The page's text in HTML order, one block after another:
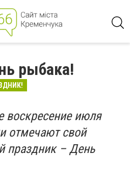
рыбака!
воскресение июля
отмечают свой
праздник – День